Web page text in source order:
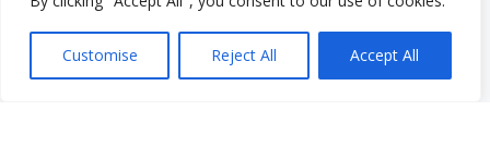
Customise Reject All Accept All
Kesyon yo poze souvan
Resous